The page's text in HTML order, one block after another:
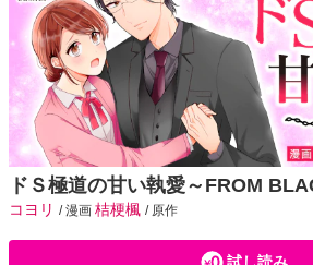
ドＳ極道の甘い執愛～FROM
コヨリ / 漫画 桔梗楓 / 原作